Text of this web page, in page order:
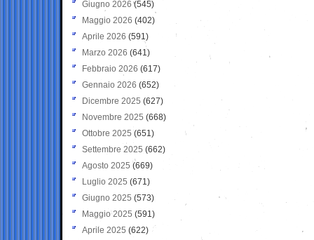
Giugno 2026 (545)
Maggio 2026 (402)
Aprile 2026 (591)
Marzo 2026 (641)
Febbraio 2026 (617)
Gennaio 2026 (652)
Dicembre 2025 (627)
Novembre 2025 (668)
Ottobre 2025 (651)
Settembre 2025 (662)
Agosto 2025 (669)
Luglio 2025 (671)
Giugno 2025 (573)
Maggio 2025 (591)
Aprile 2025 (622)